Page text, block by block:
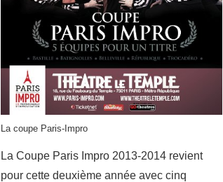
La coupe Paris-Impro
La Coupe Paris Impro 2013-2014 revient
pour cette deuxième année avec cinq